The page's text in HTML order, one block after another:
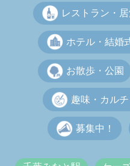
レストラン・
ホテル・結婚
お散歩・公園
趣味・カル
募集中！